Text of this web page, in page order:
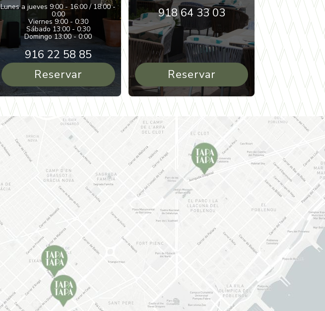
Lunes a jueves 9:00 - 16:00 / 18:00 -
0:00
Viernes 9:00 - 0:30
Sábado 13:00 - 0:30
Domingo 13:00 - 0:00
916 22 58 85
Reservar
918 64 33 03
Reservar